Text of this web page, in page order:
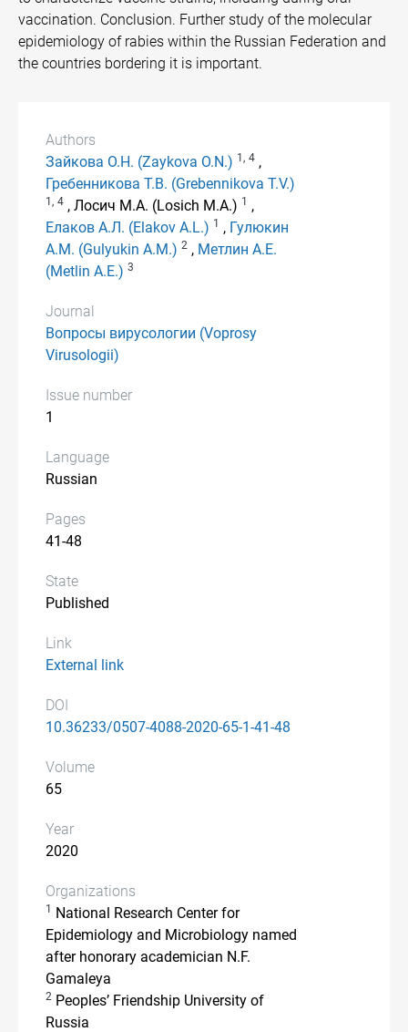
vaccination. Conclusion. Further study of the molecular
epidemiology of rabies within the Russian Federation and
the countries bordering it is important.
Authors
Зайкова О.Н. (Zaykova O.N.) 1, 4 ,
Гребенникова Т.В. (Grebennikova T.V.)
1, 4 , Лосич М.А. (Losich M.A.) 1
,
Елаков А.Л. (Elakov A.L.) 1 , Гулюкин
А.М. (Gulyukin A.M.) 2 , Метлин А.Е.
(Metlin A.E.) 3
Journal
Вопросы вирусологии (Voprosy
Virusologii)
Issue number
1
Language
Russian
Pages
41-48
State
Published
Link
External link
DOI
10.36233/0507-4088-2020-65-1-41-48
Volume
65
Year
2020
Organizations
1
National Research Center for
Epidemiology and Microbiology named
after honorary academician N.F.
Gamaleya
2 Peoples’ Friendship University of
Russia